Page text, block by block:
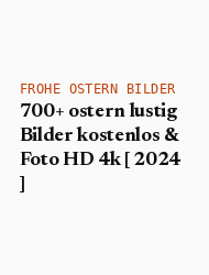
FROHE OSTERN BILDER
700+ ostern lustig
Bilder kostenlos &
Foto HD 4k [ 2024